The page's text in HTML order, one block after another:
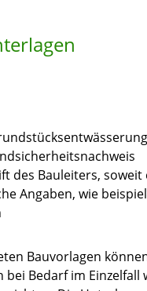
des Bauleiters,
Angaben, wie
Bauvorlagen
Bedarf im